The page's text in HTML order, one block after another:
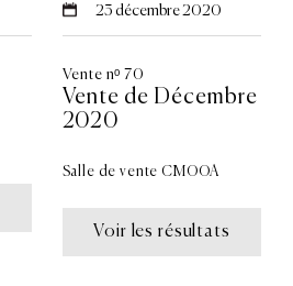
23 décembre 2020
Vente nᵒ 70
Vente de Décembre
2020
Salle de vente CMOOA
Voir les résultats